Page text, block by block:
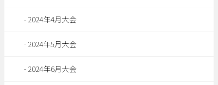
2024年4月大会
2024年5月大会
2024年6月大会